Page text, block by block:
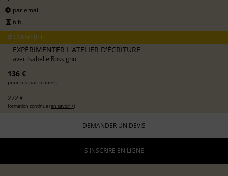
par email
6 h.
DÉCOUVERTE
EXPÉRIMENTER L'ATELIER D'ÉCRITURE
avec Isabelle Rossignol
136 €
pour les particuliers
272 €
formation continue (en savoir +)
DEMANDER UN DEVIS
S'INSCRIRE EN LIGNE